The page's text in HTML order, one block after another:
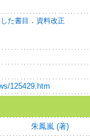
た書目 ． 資料改正
125429.htm
朱鳳嵐 (著)